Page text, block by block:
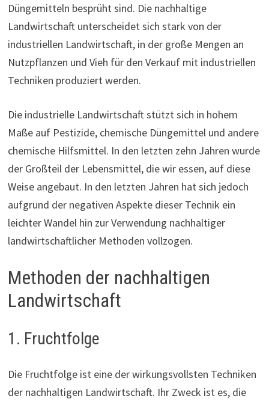
Düngemitteln besprüht sind. Die nachhaltige
Landwirtschaft unterscheidet sich stark von der
industriellen Landwirtschaft, in der große Mengen an
Nutzpflanzen und Vieh für den Verkauf mit industriellen
Techniken produziert werden.
Die industrielle Landwirtschaft stützt sich in hohem
Maße auf Pestizide, chemische Düngemittel und andere
chemische Hilfsmittel. In den letzten zehn Jahren wurde
der Großteil der Lebensmittel, die wir essen, auf diese
Weise angebaut. In den letzten Jahren hat sich jedoch
aufgrund der negativen Aspekte dieser Technik ein
leichter Wandel hin zur Verwendung nachhaltiger
landwirtschaftlicher Methoden vollzogen.
Methoden der nachhaltigen
Landwirtschaft
1. Fruchtfolge
Die Fruchtfolge ist eine der wirkungsvollsten Techniken
der nachhaltigen Landwirtschaft. Ihr Zweck ist es, die